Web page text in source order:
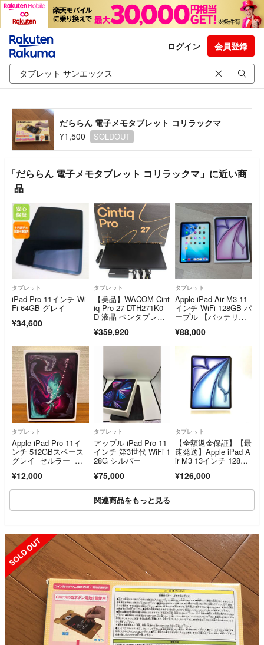
ログイン 会員登録
だららん 電子メモタブレット コリラックマ
¥1,500
SOLDOUT
「だららん 電子メモタブレット コリラックマ」に近い商
品
タブレット
iPad Pro 11インチ Wi-
Fi 64GB グレイ
¥34,600
タブレット
【美品】WACOM Cint
iq Pro 27 DTH271K0
D 液晶 ペンタブレッ
ク ワコム ペンタブ 液
タブ 本体
¥359,920
タブレット
Apple iPad Air M3 11
インチ WiFi 128GB パ
ープル 【バッテリー1
¥88,000
タブレット
Apple iPad Pro 11イ
ンチ 512GBスペース
グレイ セルラー ジ
¥12,000
タブレット
アップル iPad Pro 11
インチ 第3世代 WiFi 1
28G シルバー
¥75,000
タブレット
【全額返金保証】【最
速発送】Apple iPad A
ir M3 13インチ 128G
r SIMフリー 新品未開
封 即納OK
¥126,000
関連商品をもっと見る
SOLD OUT